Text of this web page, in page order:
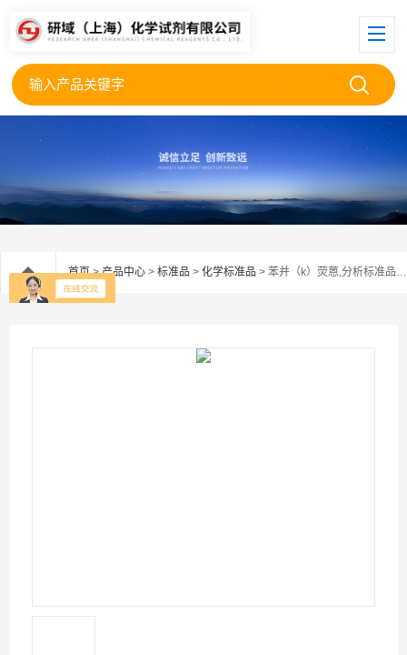
首页>产品中心 > 标准品 > 化学标准品 > 苯并（k）荧蒽,分析标准品,HPLC≥98%